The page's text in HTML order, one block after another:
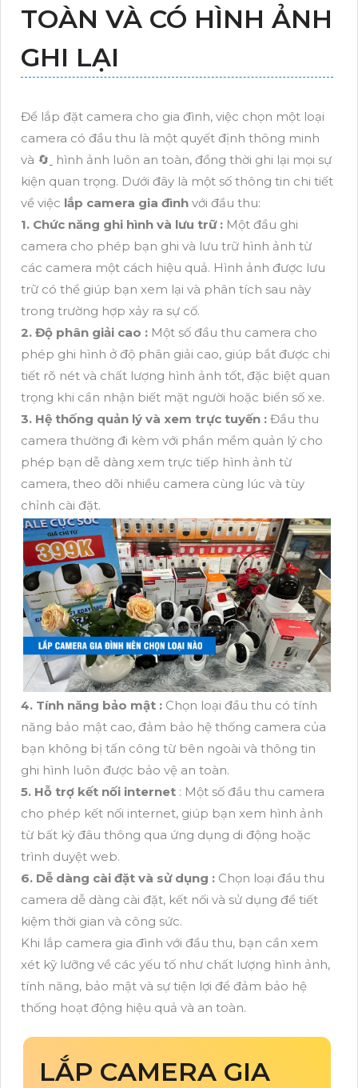
TOÀN VÀ CÓ HÌNH ẢNH
GHI LẠI
Để lắp đặt camera cho gia đình, việc chọn một loại
camera có đầu thu là một quyết định thông minh
và 🔄
hình ảnh luôn an toàn, đồng thời ghi lại mọi sự
kiện quan trọng. Dưới đây là một số thông tin chi tiết
về việc lắp camera gia đình với đầu thu:
1. Chức năng ghi hình và lưu trữ : Một đầu ghi
camera cho phép bạn ghi và lưu trữ hình ảnh từ
các camera một cách hiệu quả. Hình ảnh được lưu
trữ có thể giúp bạn xem lại và phân tích sau này
trong trường hợp xảy ra sự cố.
2. Độ phân giải cao : Một số đầu thu camera cho
phép ghi hình ở độ phân giải cao, giúp bắt được chi
tiết rõ nét và chất lượng hình ảnh tốt, đặc biệt quan
trọng khi cần nhận biết mặt người hoặc biển số xe.
3. Hệ thống quản lý và xem trực tuyến : Đầu thu
camera thường đi kèm với phần mềm quản lý cho
phép bạn dễ dàng xem trực tiếp hình ảnh từ
camera, theo dõi nhiều camera cùng lúc và tùy
chỉnh cài đặt.
4. Tính năng bảo mật : Chọn loại đầu thu có tính
năng bảo mật cao, đảm bảo hệ thống camera của
bạn không bị tấn công từ bên ngoài và thông tin
ghi hình luôn được bảo vệ an toàn.
5. Hỗ trợ kết nối internet : Một số đầu thu camera
cho phép kết nối internet, giúp bạn xem hình ảnh
từ bất kỳ đâu thông qua ứng dụng di động hoặc
trình duyệt web.
6. Dễ dàng cài đặt và sử dụng : Chọn loại đầu thu
camera dễ dàng cài đặt, kết nối và sử dụng để tiết
kiệm thời gian và công sức.
Khi lắp camera gia đình với đầu thu, bạn cần xem
xét kỹ lưỡng về các yếu tố như chất lượng hình ảnh,
tính năng, bảo mật và sự tiện lợi để đảm bảo hệ
thống hoạt động hiệu quả và an toàn.
LẮP CAMERA GIA